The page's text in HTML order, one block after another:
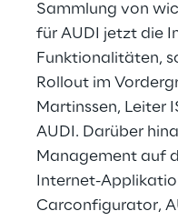
Sammlung von
für AUDI jetzt die
Funktionalitäten,
Rollout im
Martinssen, Leiter
AUDI. Darüber
Management auf
Internet-
Carconfigurator,